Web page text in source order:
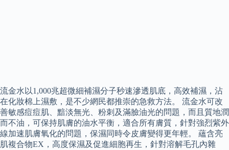
流金水以1,000兆超微細補濕分子秒速滲透肌底，高效補濕，沾
在化妝棉上濕敷，是不少網民都推崇的急救方法。 流金水可改
善敏感痘痘肌、黯淡無光、粉刺及滿臉油光的問題，而且質地潤
而不油，可保持肌膚的油水平衡，適合所有膚質，針對強烈紫外
線加速肌膚氧化的問題，保濕同時令皮膚變得更年輕。 蘊含亮
肌複合物EX，高度保濕及促進細胞再生，針對溶解毛孔內雜